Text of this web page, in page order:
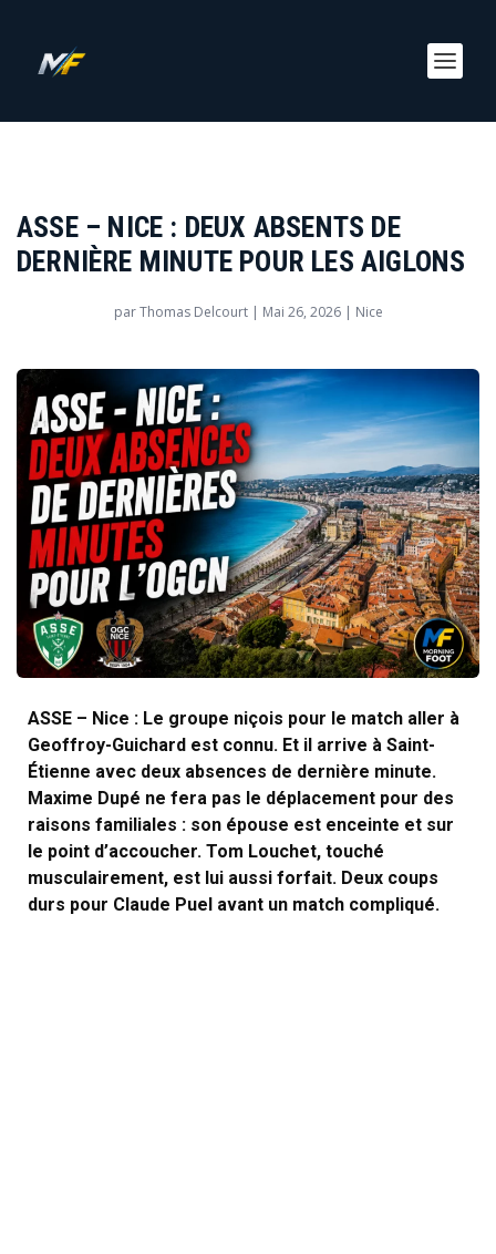
ASSE – NICE : DEUX ABSENTS DE
DERNIÈRE MINUTE POUR LES AIGLONS
parThomas Delcourt| Mai 26, 2026| Nice
ASSE – Nice : Le groupe niçois pour le match aller à
Geoffroy-Guichard est connu. Et il arrive à Saint-
Étienne avec deux absences de dernière minute.
Maxime Dupé ne fera pas le déplacement pour des
raisons familiales : son épouse est enceinte et sur
le point d’accoucher. Tom Louchet, touché
musculairement, est lui aussi forfait. Deux coups
durs pour Claude Puel avant un match compliqué.